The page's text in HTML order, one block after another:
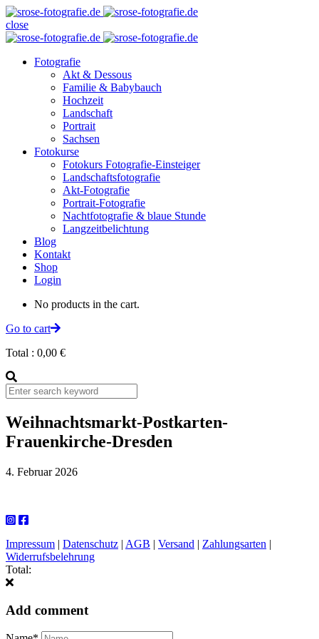
close
Fotografie
Akt & Dessous
Familie & Babybauch
Hochzeit
Landschaft
Portrait
Sachsen
Fotokurse
Fotokurs Fotografie-Einsteiger
Landschaftsfotografie
Akt-Fotografie
Portrait-Fotografie
Nachtfotografie & blaue Stunde
Langzeitbelichtung
Blog
Kontakt
Shop
Login
No products in the cart.
Go to cart
Total : 0,00 €
Weihnachtsmarkt-Postkarten-
Frauenkirche-Dresden
4. Februar 2026
Impressum | Datenschutz | AGB | Versand | Zahlungsarten |
Widerrufsbelehrung
Total:
Add comment